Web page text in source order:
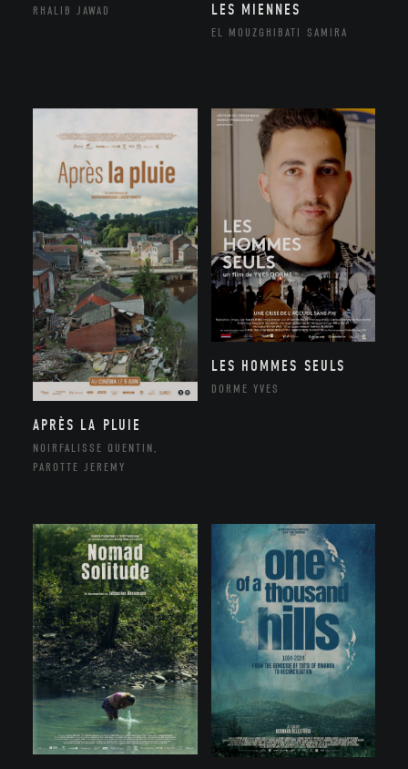
RHALIB JAWAD LES MIENNES
EL MOUZGHIBATI SAMIRA
APRÈS LA PLUIE
NOIRFALISSE QUENTIN,
PAROTTE JEREMY
LES HOMMES SEULS
DORME YVES